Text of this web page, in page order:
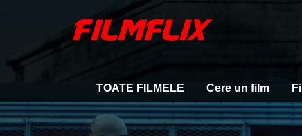
TOATE FILMELE Cere un film